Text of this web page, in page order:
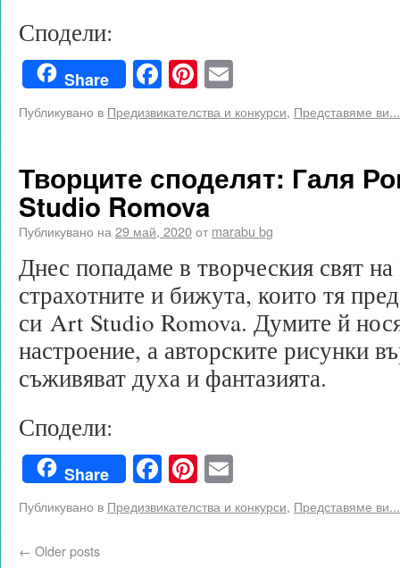
Сподели:
Share Facebook
Pinterest
Публикувано в Предизвикателства и конкурси, Представяме ви...
Творците споделят: Галя
Studio Romova
Публикувано на 29 май, 2020от marabu bg
Днес попадаме в творческия свят
страхотните и бижута, които тя
си Art Studio Romova. Думите й
настроение, а авторските рисунки
съживяват духа и фантазията.
Сподели:
Share Facebook
Pinterest
Публикувано в Предизвикателства и конкурси, Представяме ви...
← Older posts